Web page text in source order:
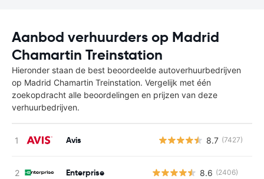
Aanbod verhuurders op Madrid
Chamartin Treinstation
Hieronder staan de best beoordeelde autoverhuurbedrijven
op Madrid Chamartin Treinstation. Vergelijk met één
zoekopdracht alle beoordelingen en prijzen van deze
verhuurbedrijven.
Avis 8.7 (7427)
Enterprise 8.6 (2406)